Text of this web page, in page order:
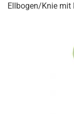
Ellbogen/Knie mit